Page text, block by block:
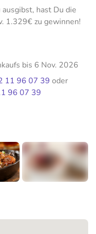
hast Du die
1.329€ zu gewinnen!
bis 6 Nov. 2026
11 96 07 39 oder
96 07 39